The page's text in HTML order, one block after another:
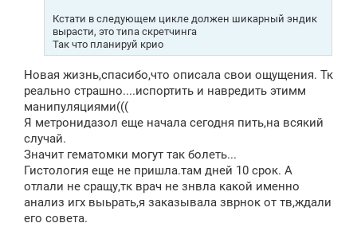
Кстати в следующем цикле должен шикарный эндик
вырасти, это типа скретчинга
Так что планируй крио
Новая жизнь,спасибо,что описала свои ощущения. Тк
реально страшно....испортить и навредить этимм
манипуляциями(((
Я метронидазол еще начала сегодня пить,на всякий
случай.
Значит гематомки могут так болеть...
Гистология еще не пришла.там дней 10 срок. А
отлали не сращу,тк врач не знвла какой именно
анализ игх выьрать,я заказывала зврнок от тв,ждали
его совета.